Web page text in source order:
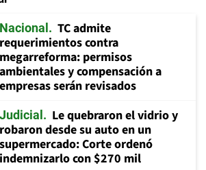
Nacional
TC admite
requerimientos contra
megarreforma: permisos
ambientales y compensación a
empresas serán revisados
Judicial
Le quebraron el vidrio y
robaron desde su auto en un
supermercado: Corte ordenó
indemnizarlo con $270 mil